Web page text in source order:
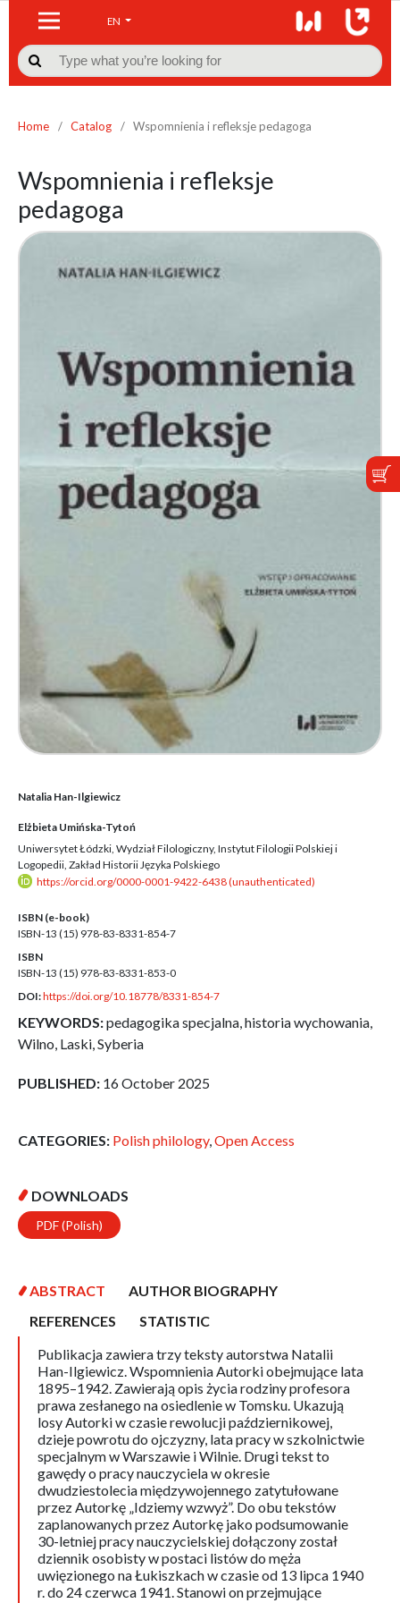
EN

Home / Catalog / Wspomnienia i refleksje pedagoga
Wspomnienia i refleksje
pedagoga
Natalia Han-Ilgiewicz
Elżbieta Umińska-Tytoń
Uniwersytet Łódzki, Wydział Filologiczny, Instytut Filologii Polskiej i
Logopedii, Zakład Historii Języka Polskiego
https://orcid.org/0000-0001-9422-6438 (unauthenticated)
ISBN (e-book)
ISBN-13 (15) 978-83-8331-854-7
ISBN
ISBN-13 (15) 978-83-8331-853-0
DOI:https://doi.org/10.18778/8331-854-7
KEYWORDS:pedagogika specjalna, historia wychowania,
Wilno, Laski, Syberia
PUBLISHED: 16 October 2025
CATEGORIES: Polish philology,Open Access
DOWNLOADS
PDF (Polish)
ABSTRACT
AUTHOR BIOGRAPHY
REFERENCES
STATISTIC
Publikacja zawiera trzy teksty autorstwa Natalii
Han-Ilgiewicz. Wspomnienia Autorki obejmujące lata
1895–1942. Zawierają opis życia rodziny profesora
prawa zesłanego na osiedlenie w Tomsku. Ukazują
losy Autorki w czasie rewolucji październikowej,
dzieje powrotu do ojczyzny, lata pracy w szkolnictwie
specjalnym w Warszawie i Wilnie. Drugi tekst to
gawędy o pracy nauczyciela w okresie
dwudziestolecia międzywojennego zatytułowane
przez Autorkę „Idziemy wzwyż”. Do obu tekstów
zaplanowanych przez Autorkę jako podsumowanie
30-letniej pracy nauczycielskiej dołączony został
dziennik osobisty w postaci listów do męża
uwięzionego na Łukiszkach w czasie od 13 lipca 1940
r. do 24 czerwca 1941. Stanowi on przejmujące